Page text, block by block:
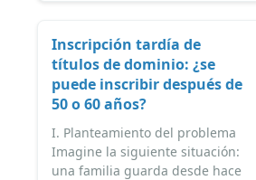
Inscripción tardía de
títulos de dominio: ¿se
puede inscribir después de
50 o 60 años?
I. Planteamiento del problema
Imagine la siguiente situación:
una familia guarda desde hace